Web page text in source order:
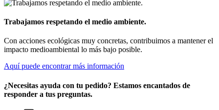
Trabajamos respetando el medio ambiente.
Con acciones ecológicas muy concretas, contribuimos a mantener el
impacto medioambiental lo más bajo posible.
Aquí puede encontrar más información
¿Necesitas ayuda con tu pedido? Estamos encantados de
responder a tus preguntas.